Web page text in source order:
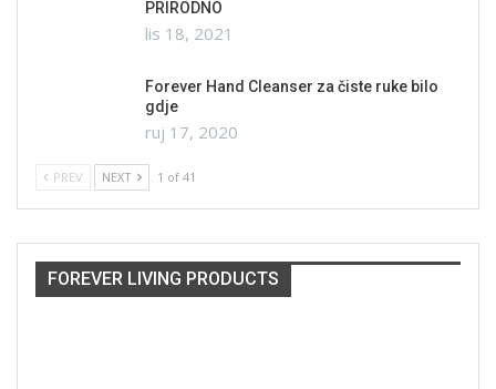
PRIRODNO
lis 18, 2021
Forever Hand Cleanser za čiste ruke bilo
gdje
ruj 17, 2020
PREV NEXT 1 of 41
FOREVER LIVING PRODUCTS